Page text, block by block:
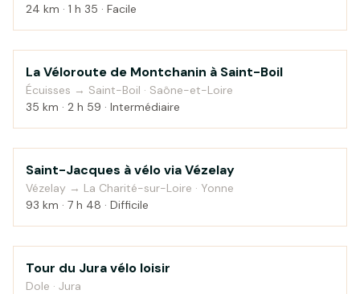
24 km · 1 h 35 · Facile
Campagne
La Véloroute de Montchanin à Saint-Boil
Écuisses → Saint-Boil · Saône-et-Loire
35 km · 2 h 59 · Intermédiaire
Campagne
Saint-Jacques à vélo via Vézelay
Vézelay → La Charité-sur-Loire · Yonne
93 km · 7 h 48 · Difficile
Montagne
Tour du Jura vélo loisir
Dole · Jura